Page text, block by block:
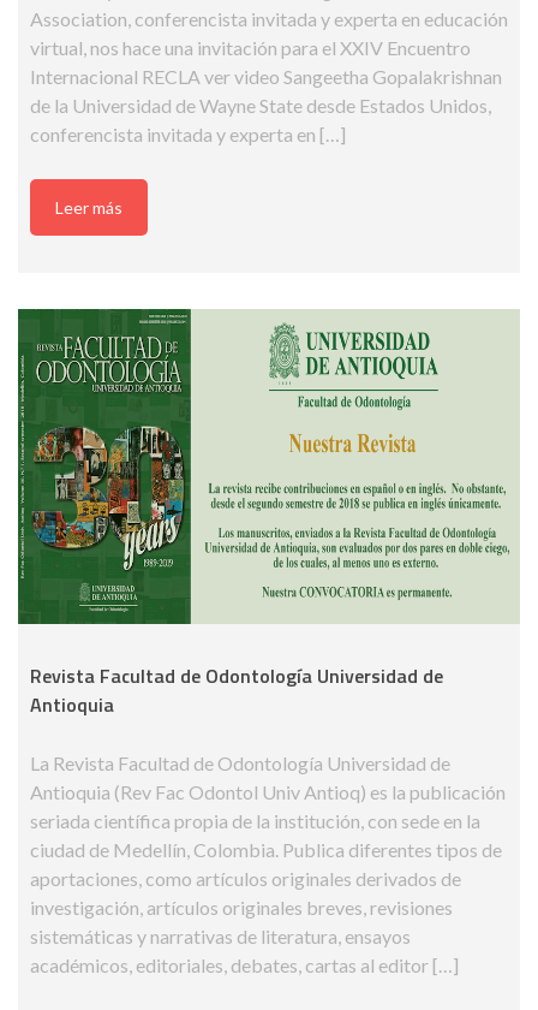
Association, conferencista invitada y experta en educación
virtual, nos hace una invitación para el XXIV Encuentro
Internacional RECLA ver video Sangeetha Gopalakrishnan
de la Universidad de Wayne State desde Estados Unidos,
conferencista invitada y experta en […]
Leer más
Revista Facultad de Odontología Universidad de
Antioquia
La Revista Facultad de Odontología Universidad de
Antioquia (Rev Fac Odontol Univ Antioq) es la publicación
seriada científica propia de la institución, con sede en la
ciudad de Medellín, Colombia. Publica diferentes tipos de
aportaciones, como artículos originales derivados de
investigación, artículos originales breves, revisiones
sistemáticas y narrativas de literatura, ensayos
académicos, editoriales, debates, cartas al editor […]